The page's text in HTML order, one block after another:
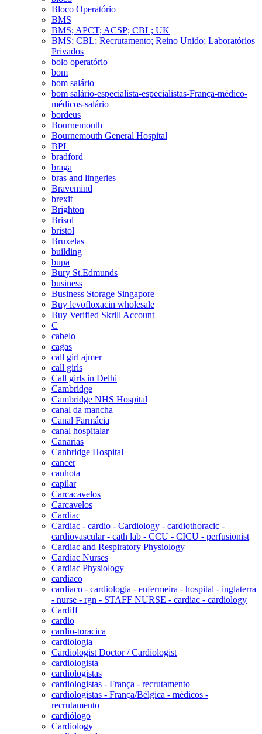
Bloco Operatório
BMS
BMS; APCT; ACSP; CBL; UK
BMS; CBL; Recrutamento; Reino Unido; Laboratórios
Privados
bolo operatório
bom
bom salário
bom salário-especialista-especialistas-França-médico-
médicos-salário
bordeus
Bournemouth
Bournemouth General Hospital
BPL
bradford
braga
bras and lingeries
Bravemind
brexit
Brighton
Brisol
bristol
Bruxelas
building
bupa
Bury St.Edmunds
business
Business Storage Singapore
Buy levofloxacin wholesale
Buy Verified Skrill Account
C
cabelo
cagas
call girl ajmer
call girls
Call girls in Delhi
Cambridge
Cambridge NHS Hospital
canal da mancha
Canal Farmácia
canal hospitalar
Canarias
Canbridge Hospital
cancer
canhota
capilar
Carcacavelos
Carcavelos
Cardiac
Cardiac - cardio - Cardiology - cardiothoracic -
cardiovascular - cath lab - CCU - CICU - perfusionist
Cardiac and Respiratory Physiology
Cardiac Nurses
Cardiac Physiology
cardiaco
cardiaco - cardiologia - enfermeira - hospital - inglaterra
- nurse - rgn - STAFF NURSE - cardiac - cardiology
Cardiff
cardio
cardio-toracica
cardiologia
Cardiologist Doctor / Cardiologist
cardiologista
cardiologistas
cardiologistas - França - recrutamento
cardiologistas - França/Bélgica - médicos -
recrutamento
cardiólogo
Cardiology